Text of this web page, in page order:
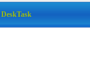
DeskTask